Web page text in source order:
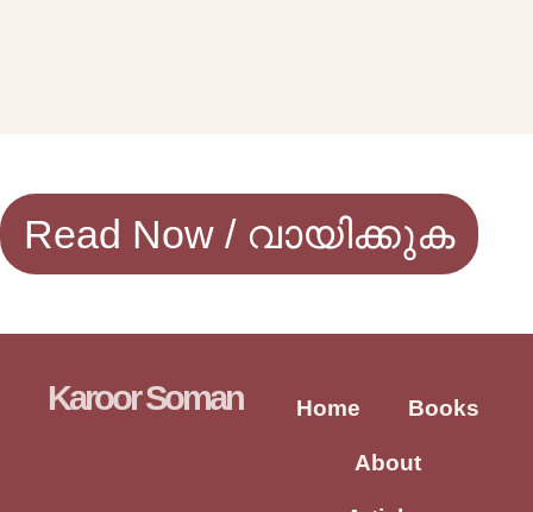
Read Now / വായിക്കുക
Karoor Soman Home Books
About